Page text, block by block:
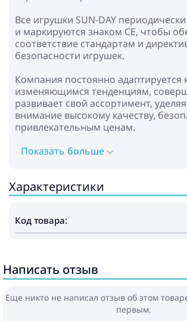
Все игрушки SUN-DAY
и маркируются знаком CE, чтобы
соответствие стандартам и
безопасности игрушек.
Компания постоянно адаптируется
изменяющимся тенденциям,
развивает свой ассортимент,
внимание высокому качеству,
привлекательным ценам.
Показать больше
Характеристики
Код товара:
Написать отзыв
Еще никто не написал отзыв об этом
первым.